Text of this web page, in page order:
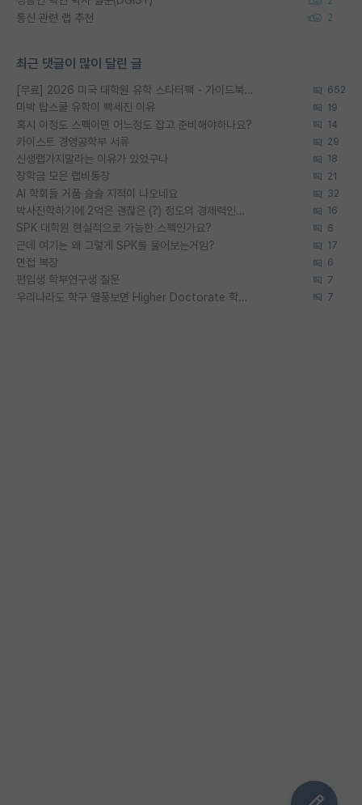
통신 관련 랩 추천 2
최근 댓글이 많이 달린 글
[무료] 2026 미국 대학원 유학 스타터팩 - 가이드북 & 합격자 컨택메일 템플릿 652
미박 탑스쿨 유학이 빡세진 이유 19
혹시 이정도 스펙이면 어느정도 잡고 준비해야하나요? 14
카이스트 경영공학부 서류 29
신생랩가지말라는 이유가 있었구나 18
장학금 모은 랩비통장 21
AI 학회들 거품 슬슬 지적이 나오네요 32
박사진학하기에 2억은 괜찮은 (?) 정도의 경제력인가요 16
SPK 대학원 현실적으로 가능한 스펙인가요? 6
근데 여기는 왜 그렇게 SPK를 물어보는거임? 17
면접 복장 6
편입생 학부연구생 질문 7
우리나라도 학구 열풍보면 Higher Doctorate 학위가 필요하다고 봅니다. 7